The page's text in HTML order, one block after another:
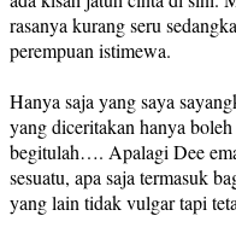
rasanya kurang seru
perempuan istimewa.
Hanya saja yang saya
yang diceritakan hanya
begitulah…. Apalagi Dee
sesuatu, apa saja termasuk
yang lain tidak vulgar tapi